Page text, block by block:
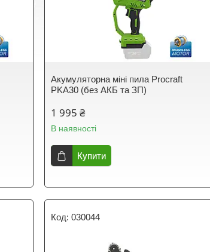
Акумуляторна міні пила Procraft
PKA30 (без АКБ та ЗП)
1 995 ₴
В наявності
Купити
030044